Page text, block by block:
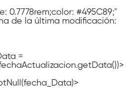
0.7778rem;color: #495C89;"
de la última modificación:
=